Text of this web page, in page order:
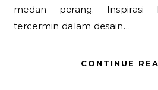
medan perang. Inspirasi
tercermin dalam desain…
CONTINUE